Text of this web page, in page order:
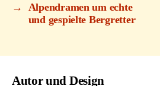
→
Alpendramen um echte
und gespielte Bergretter
Autor und Design